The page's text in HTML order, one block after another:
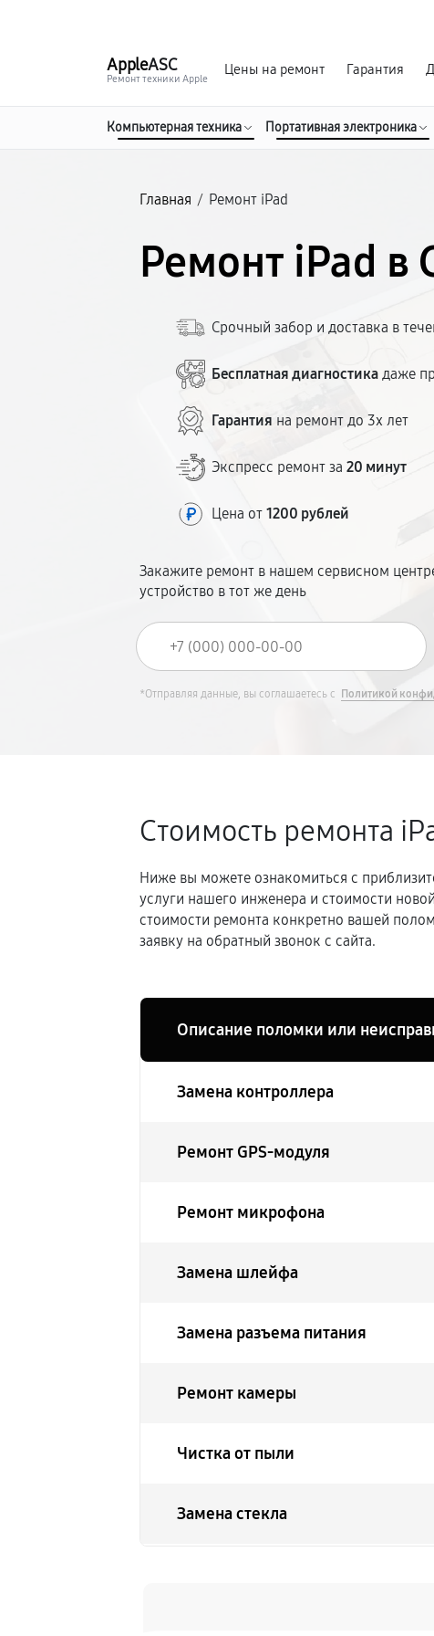
AppleASC
Ремонт техники Apple
Цены на ремонт Гарантия
Компьютерная техника Портативная электроника
Главная / Ремонт iPad
Ремонт iPad в
Срочный забор и доставка в
Бесплатная диагностика даже
Гарантия на ремонт до 3х лет
Экспресс ремонт за20 минут
Цена от1200 рублей
Закажите ремонт в нашем сервисном
устройство в тот же день
*Отправляя данные, вы соглашаетесь с Политикой
Стоимость ремонта
Ниже вы можете ознакомиться с
услуги нашего инженера и стоимости
стоимости ремонта конкретно вашей
заявку на обратный звонок с сайта.
Описание поломки или
Замена контроллера
Ремонт GPS-модуля
Ремонт микрофона
Замена шлейфа
Замена разъема питания
Ремонт камеры
Чистка от пыли
Замена стекла